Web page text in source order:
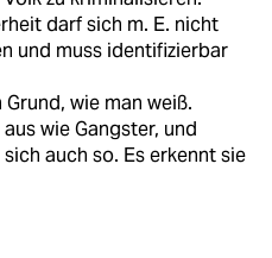
darf sich m. E. nicht
und muss identifizierbar
wie man weiß.
wie Gangster, und
auch so. Es erkennt sie